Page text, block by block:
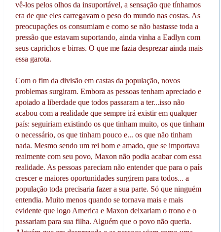
vê-los pelos olhos da insuportável, a sensação que tínhamos
era de que eles carregavam o peso do mundo nas costas. As
preocupações os consumiam e como se não bastasse toda a
pressão que estavam suportando, ainda vinha a Eadlyn com
seus caprichos e birras. O que me fazia desprezar ainda mais
essa garota.
Com o fim da divisão em castas da população, novos
problemas surgiram. Embora as pessoas tenham apreciado e
apoiado a liberdade que todos passaram a ter...isso não
acabou com a realidade que sempre irá existir em qualquer
país: seguiriam existindo os que tinham muito, os que tinham
o necessário, os que tinham pouco e... os que não tinham
nada. Mesmo sendo um rei bom e amado, que se importava
realmente com seu povo, Maxon não podia acabar com essa
realidade. As pessoas pareciam não entender que para o país
crescer e maiores oportunidades surgirem para todos... a
população toda precisaria fazer a sua parte. Só que ninguém
entendia. Muito menos quando se tornava mais e mais
evidente que logo America e Maxon deixariam o trono e o
passariam para sua filha. Alguém que o povo não queria.